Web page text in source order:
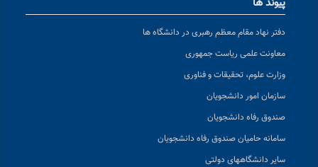
پیوند ها
دفتر نهاد مقام معظم رهبری در دانشگاه ها
معاونت علمی ریاست جمهوری
وزارت علوم، تحقیقات و فناوری
سازمان امور دانشجویان
صندوق رفاه دانشجویان
سامانه حامیان صندوق رفاه دانشجویان
سایر دانشگاههای دولتی